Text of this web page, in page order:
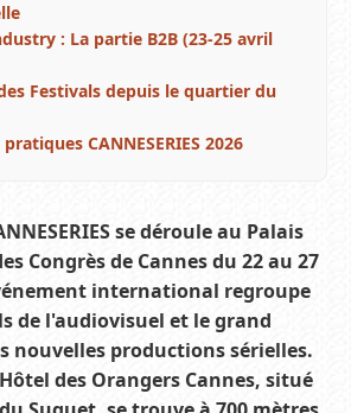
: La partie B2B (23-25 avril
Festivals depuis le quartier du
CANNESERIES 2026
se déroule au Palais
Congrès de Cannes du 22 au 27
international regroupe
de l'audiovisuel et le grand
nouvelles productions sérielles.
des Orangers Cannes, situé